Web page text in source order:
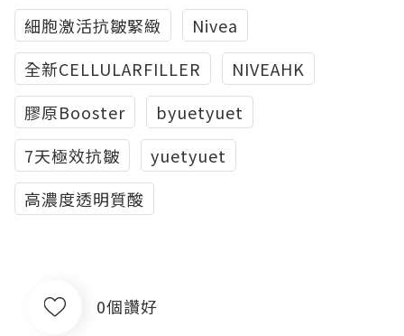
細胞激活抗皺緊緻
Nivea
全新CELLULARFILLER
NIVEAHK
膠原Booster
byuetyuet
7天極效抗皺
yuetyuet
高濃度透明質酸
0個讚好